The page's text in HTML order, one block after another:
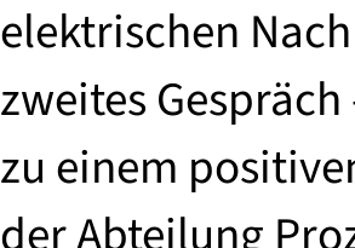
elektrischen
zweites
zu einem